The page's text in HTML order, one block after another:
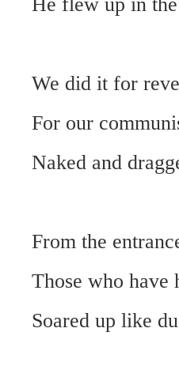
We did it for
For our
Naked and
From the
Those who have
Soared up like